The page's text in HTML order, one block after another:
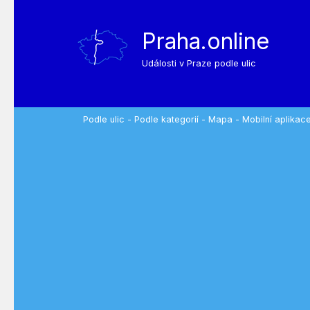
Praha.online
Události v Praze podle ulic
Podle ulic - Podle kategorií - Mapa - Mobilní